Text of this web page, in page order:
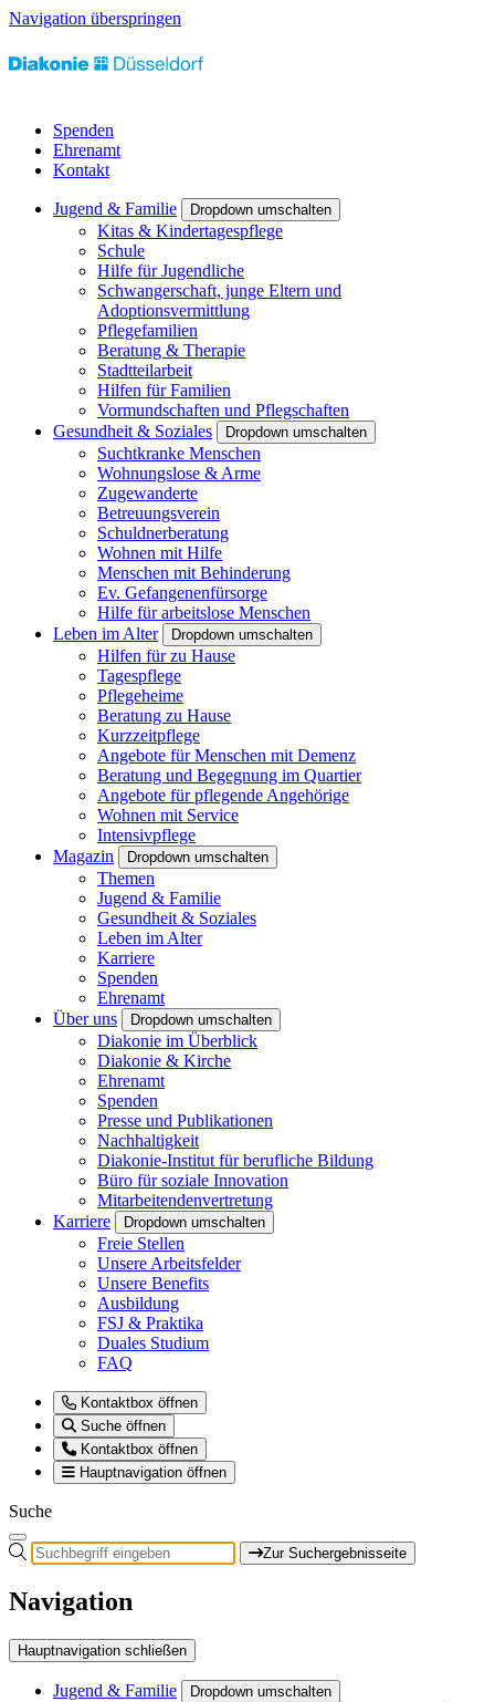
Navigation überspringen
Spenden
Ehrenamt
Kontakt
Jugend & Familie Dropdown umschalten
Kitas & Kindertagespflege
Schule
Hilfe für Jugendliche
Schwangerschaft, junge Eltern und
Adoptionsvermittlung
Pflegefamilien
Beratung & Therapie
Stadtteilarbeit
Hilfen für Familien
Vormundschaften und Pflegschaften
Gesundheit & Soziales
Dropdown umschalten
Suchtkranke Menschen
Wohnungslose & Arme
Zugewanderte
Betreuungsverein
Schuldnerberatung
Wohnen mit Hilfe
Menschen mit Behinderung
Ev. Gefangenenfürsorge
Hilfe für arbeitslose Menschen
Leben im Alter
Dropdown umschalten
Hilfen für zu Hause
Tagespflege
Pflegeheime
Beratung zu Hause
Kurzzeitpflege
Angebote für Menschen mit Demenz
Beratung und Begegnung im Quartier
Angebote für pflegende Angehörige
Wohnen mit Service
Intensivpflege
Magazin
Dropdown umschalten
Themen
Jugend & Familie
Gesundheit & Soziales
Leben im Alter
Karriere
Spenden
Ehrenamt
Über uns
Dropdown umschalten
Diakonie im Überblick
Diakonie & Kirche
Ehrenamt
Spenden
Presse und Publikationen
Nachhaltigkeit
Diakonie-Institut für berufliche Bildung
Büro für soziale Innovation
Mitarbeitendenvertretung
Karriere
Dropdown umschalten
Freie Stellen
Unsere Arbeitsfelder
Unsere Benefits
Ausbildung
FSJ & Praktika
Duales Studium
FAQ
Kontaktbox öffnen
Suche öffnen
Kontaktbox öffnen
Hauptnavigation öffnen
Suche
Zur Suchergebnisseite
Navigation
Hauptnavigation schließen
Jugend & Familie Dropdown umschalten